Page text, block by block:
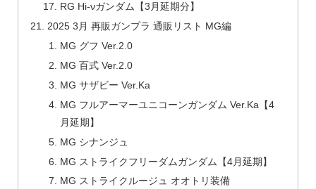
RG Hi-νガンダム【3月延期分】
2025 3月 再販ガンプラ 通販リスト MG編
MG グフ Ver.2.0
MG 百式 Ver.2.0
MG サザビー Ver.Ka
MG フルアーマーユニコーンガンダム Ver.Ka【4
月延期】
MG シナンジュ
MG ストライクフリーダムガンダム【4月延期】
MG ストライクルージュ オオトリ装備